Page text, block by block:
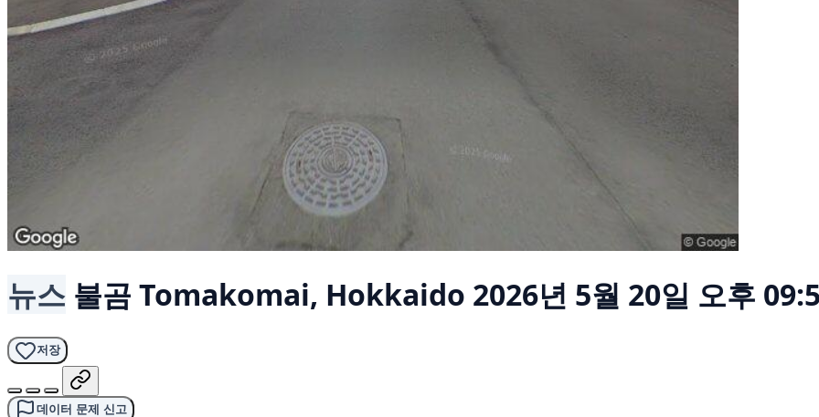
뉴스 불곰 Tomakomai, Hokkaido 2026년 5월 20일 오후
저장
데이터 문제 신고